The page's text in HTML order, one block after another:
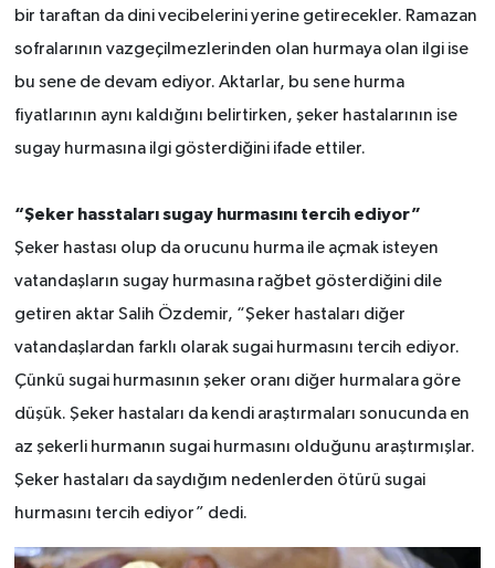
bir taraftan da dini vecibelerini yerine getirecekler. Ramazan
sofralarının vazgeçilmezlerinden olan hurmaya olan ilgi ise
bu sene de devam ediyor. Aktarlar, bu sene hurma
fiyatlarının aynı kaldığını belirtirken, şeker hastalarının ise
sugay hurmasına ilgi gösterdiğini ifade ettiler.
“Şeker hasstaları sugay hurmasını tercih ediyor”
Şeker hastası olup da orucunu hurma ile açmak isteyen
vatandaşların sugay hurmasına rağbet gösterdiğini dile
getiren aktar Salih Özdemir, “Şeker hastaları diğer
vatandaşlardan farklı olarak sugai hurmasını tercih ediyor.
Çünkü sugai hurmasının şeker oranı diğer hurmalara göre
düşük. Şeker hastaları da kendi araştırmaları sonucunda en
az şekerli hurmanın sugai hurmasını olduğunu araştırmışlar.
Şeker hastaları da saydığım nedenlerden ötürü sugai
hurmasını tercih ediyor” dedi.